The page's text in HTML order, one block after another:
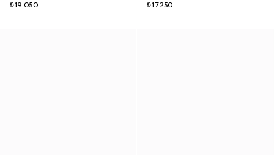
₺19.050
₺17.250